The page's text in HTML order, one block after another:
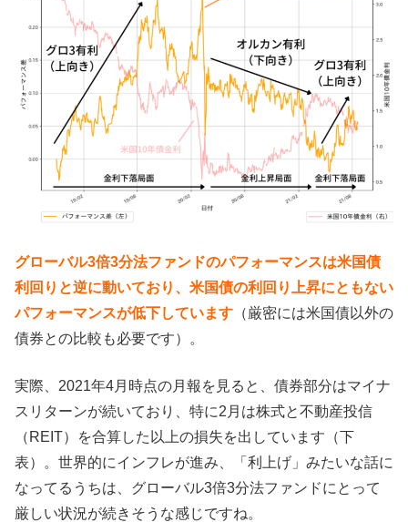
グローバル3倍3分法ファンドのパフォーマンスは米国債
利回りと逆に動いており、米国債の利回り上昇にともない
パフォーマンスが低下しています （厳密には米国債以外の
債券との比較も必要です）。
実際、2021年4月時点の月報を見ると、債券部分はマイナ
スリターンが続いており、特に2月は株式と不動産投信
（REIT）を合算した以上の損失を出しています（下
表）。世界的にインフレが進み、「利上げ」みたいな話に
なってるうちは、グローバル3倍3分法ファンドにとって
厳しい状況が続きそうな感じですね。